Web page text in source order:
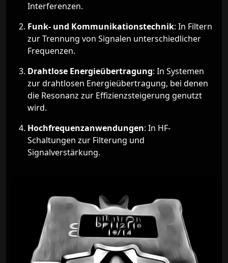
Interferenzen.
Funk- und Kommunikationstechnik: In Filtern
zur Trennung von Signalen unterschiedlicher
Frequenzen.
Drahtlose Energieübertragung: In Systemen
zur drahtlosen Energieübertragung, bei denen
die Resonanz zur Effizienzsteigerung genutzt
wird.
Hochfrequenzanwendungen: In HF-
Schaltungen zur Filterung und
Signalverstärkung.